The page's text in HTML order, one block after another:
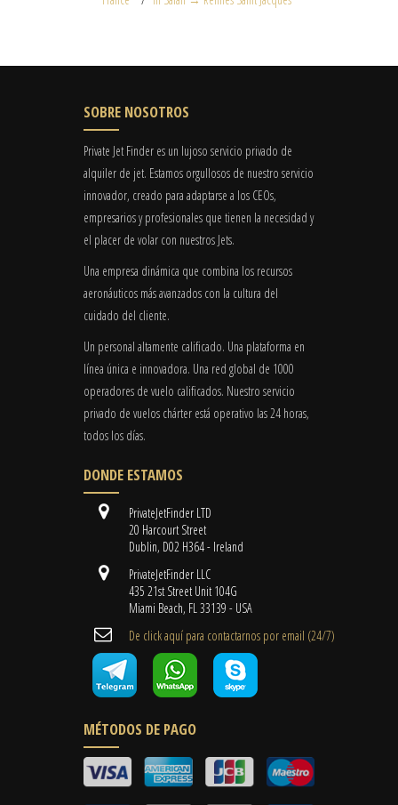
SOBRE NOSOTROS
Private Jet Finder es un lujoso servicio privado de
alquiler de jet. Estamos orgullosos de nuestro servicio
innovador, creado para adaptarse a los CEOs,
empresarios y profesionales que tienen la necesidad y
el placer de volar con nuestros Jets.
Una empresa dinámica que combina los recursos
aeronáuticos más avanzados con la cultura del
cuidado del cliente.
Un personal altamente calificado. Una plataforma en
línea única e innovadora. Una red global de 1000
operadores de vuelo calificados. Nuestro servicio
privado de vuelos chárter está operativo las 24 horas,
todos los días.
DONDE ESTAMOS
PrivateJetFinder LTD
20 Harcourt Street
Dublin, D02 H364 - Ireland
PrivateJetFinder LLC
435 21st Street Unit 104G
Miami Beach, FL 33139 - USA
De click aquí para contactarnos por email ​(24/7)
MÉTODOS DE PAGO